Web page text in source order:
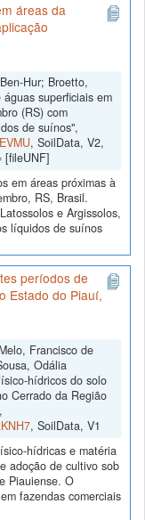
áreas da
Hur; Broetto,
superficiais em
(RS) com
de suínos",
, SoilData, V2,
[fileUNF]
em áreas próximas à
RS, Brasil.
e Argissolos,
líquidos de suínos
períodos de
Estado do Piauí,
Francisco de
Odália
hídricos do solo
Cerrado da Região
, SoilData, V1
hídricas e matéria
adoção de cultivo sob
Piauiense. O
fazendas comerciais